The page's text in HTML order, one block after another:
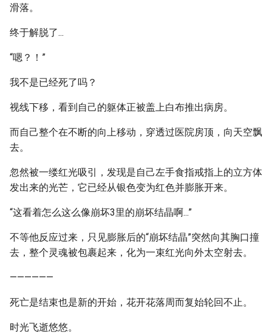
滑落。
终于解脱了...
“嗯？！”
我不是已经死了吗？
视线下移，看到自己的躯体正被盖上白布推出病房。
而自己整个在不断的向上移动，穿透过医院房顶，向天空飘
去。
忽然被一缕红光吸引，发现是自己左手食指戒指上的立方体
发出来的光芒，它已经从银色变为红色并膨胀开来。
“这看着怎么这么像崩坏3里的崩坏结晶啊...”
不等他反应过来，只见膨胀后的“崩坏结晶”突然向其胸口撞
去，整个灵魂被包裹起来，化为一束红光向外太空射去。
——————
死亡是结束也是新的开始，花开花落周而复始轮回不止。
时光飞逝悠悠。